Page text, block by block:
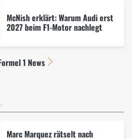
McNish erklärt: Warum Audi erst
2027 beim F1-Motor nachlegt
1 News
Marc Marquez rätselt nach